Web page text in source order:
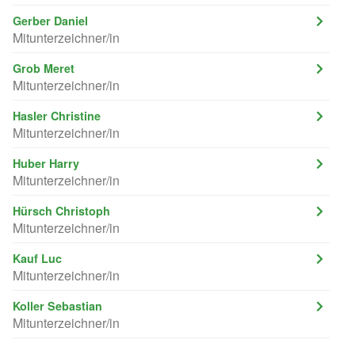
Gerber Daniel
Mitunterzeichner/in
Grob Meret
Mitunterzeichner/in
Hasler Christine
Mitunterzeichner/in
Huber Harry
Mitunterzeichner/in
Hürsch Christoph
Mitunterzeichner/in
Kauf Luc
Mitunterzeichner/in
Koller Sebastian
Mitunterzeichner/in